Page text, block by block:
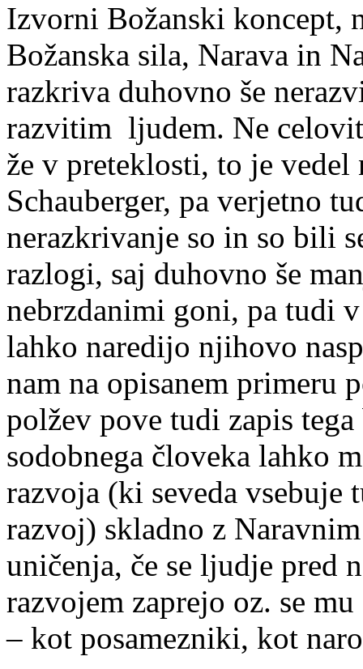
Izvorni Božanski koncept,
Božanska sila, Narava in
razkriva duhovno še
razvitim ljudem. Ne
že v preteklosti, to je vedel
Schauberger, pa verjetno
nerazkrivanje so in so bili
razlogi, saj duhovno še
nebrzdanimi goni, pa tudi
lahko naredijo njihovo
nam na opisanem primeru
polžev pove tudi zapis
sodobnega človeka lahko
razvoja (ki seveda
razvoj) skladno z
uničenja, če se ljudje pred
razvojem zaprejo oz. se
– kot posamezniki, kot